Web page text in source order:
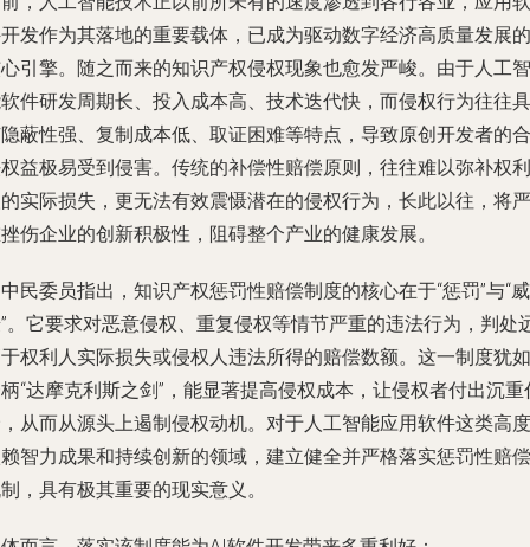
发作为其落地的重要载体，已成为驱动数字经济高质量发展的
引擎。随之而来的知识产权侵权现象也愈发严峻。由于人工智
件研发周期长、投入成本高、技术迭代快，而侵权行为往往具
蔽性强、复制成本低、取证困难等特点，导致原创开发者的合
益极易受到侵害。传统的补偿性赔偿原则，往往难以弥补权利
实际损失，更无法有效震慑潜在的侵权行为，长此以往，将严
伤企业的创新积极性，阻碍整个产业的健康发展。
民委员指出，知识产权惩罚性赔偿制度的核心在于“惩罚”与“威
。它要求对恶意侵权、重复侵权等情节严重的违法行为，判处
权利人实际损失或侵权人违法所得的赔偿数额。这一制度犹如
“达摩克利斯之剑”，能显著提高侵权成本，让侵权者付出沉重
从而从源头上遏制侵权动机。对于人工智能应用软件这类高度
智力成果和持续创新的领域，建立健全并严格落实惩罚性赔偿
，具有极其重要的现实意义。